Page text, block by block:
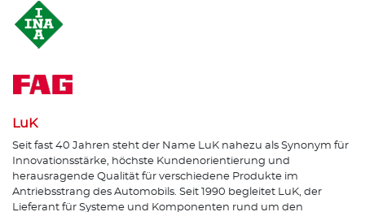
LuK
Seit fast 40 Jahren steht der Name LuK nahezu als Synonym für
Innovationsstärke, höchste Kundenorientierung und
herausragende Qualität für verschiedene Produkte im
Antriebsstrang des Automobils. Seit 1990 begleitet LuK, der
Lieferant für Systeme und Komponenten rund um den